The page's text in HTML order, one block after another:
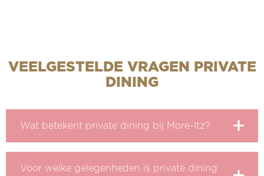
VEELGESTELDE VRAGEN PRIVATE
DINING
Wat betekent private dining bij More-Itz?
Voor welke gelegenheden is private dining